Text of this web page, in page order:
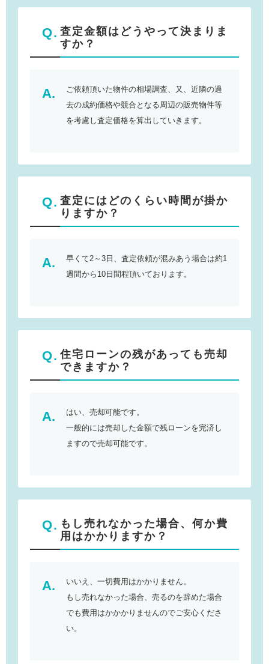
査定金額はどうやって決まりま
すか？
ご依頼頂いた物件の相場調査、又、近隣の過
去の成約価格や競合となる周辺の販売物件等
を考慮し査定価格を算出していきます。
査定にはどのくらい時間が掛か
りますか？
早くて2～3日、査定依頼が混みあう場合は約1
週間から10日間程頂いております。
住宅ローンの残があっても売却
できますか？
はい、売却可能です。
一般的には売却した金額で残ローンを完済し
ますので売却可能です。
もし売れなかった場合、何か費
用はかかりますか？
いいえ、一切費用はかかりません。
もし売れなかった場合、売るのを辞めた場合
でも費用はかかかりませんのでご安心くださ
い。